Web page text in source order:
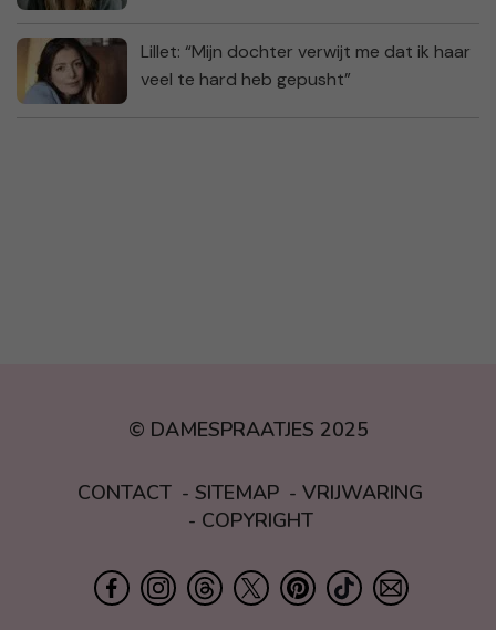
Lillet: “Mijn dochter verwijt me dat ik haar
veel te hard heb gepusht”
© DAMESPRAATJES 2025
CONTACT SITEMAP
VRIJWARING
COPYRIGHT